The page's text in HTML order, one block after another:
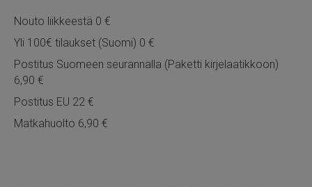
Nouto liikkeestä 0 €
Yli 100€ tilaukset (Suomi) 0 €
Postitus Suomeen seurannalla (Paketti kirjelaatikkoon)
6,90 €
Postitus EU 22 €
Matkahuolto 6,90 €